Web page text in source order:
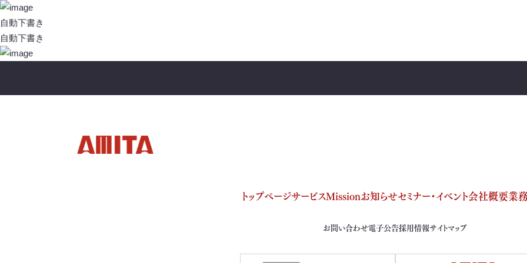
投
稿
ナ
ビ
シ
自動下書き
自動下書き
トップページサービスMissionお知らせセミナー・イベント会社概要業
お問い合わせ電子公告採用情報サイトマップ